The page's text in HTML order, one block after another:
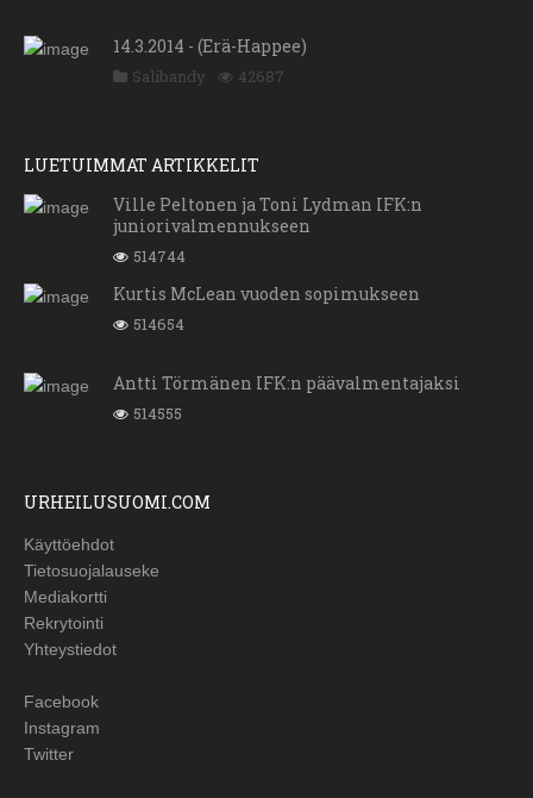
14.3.2014 - (Erä-Happee)
Salibandy 42687
LUETUIMMAT ARTIKKELIT
Ville Peltonen ja Toni Lydman IFK:n
juniorivalmennukseen
514744
Kurtis McLean vuoden sopimukseen
514654
Antti Törmänen IFK:n päävalmentajaksi
514555
URHEILUSUOMI.COM
Käyttöehdot
Tietosuojalauseke
Mediakortti
Rekrytointi
Yhteystiedot
Facebook
Instagram
Twitter